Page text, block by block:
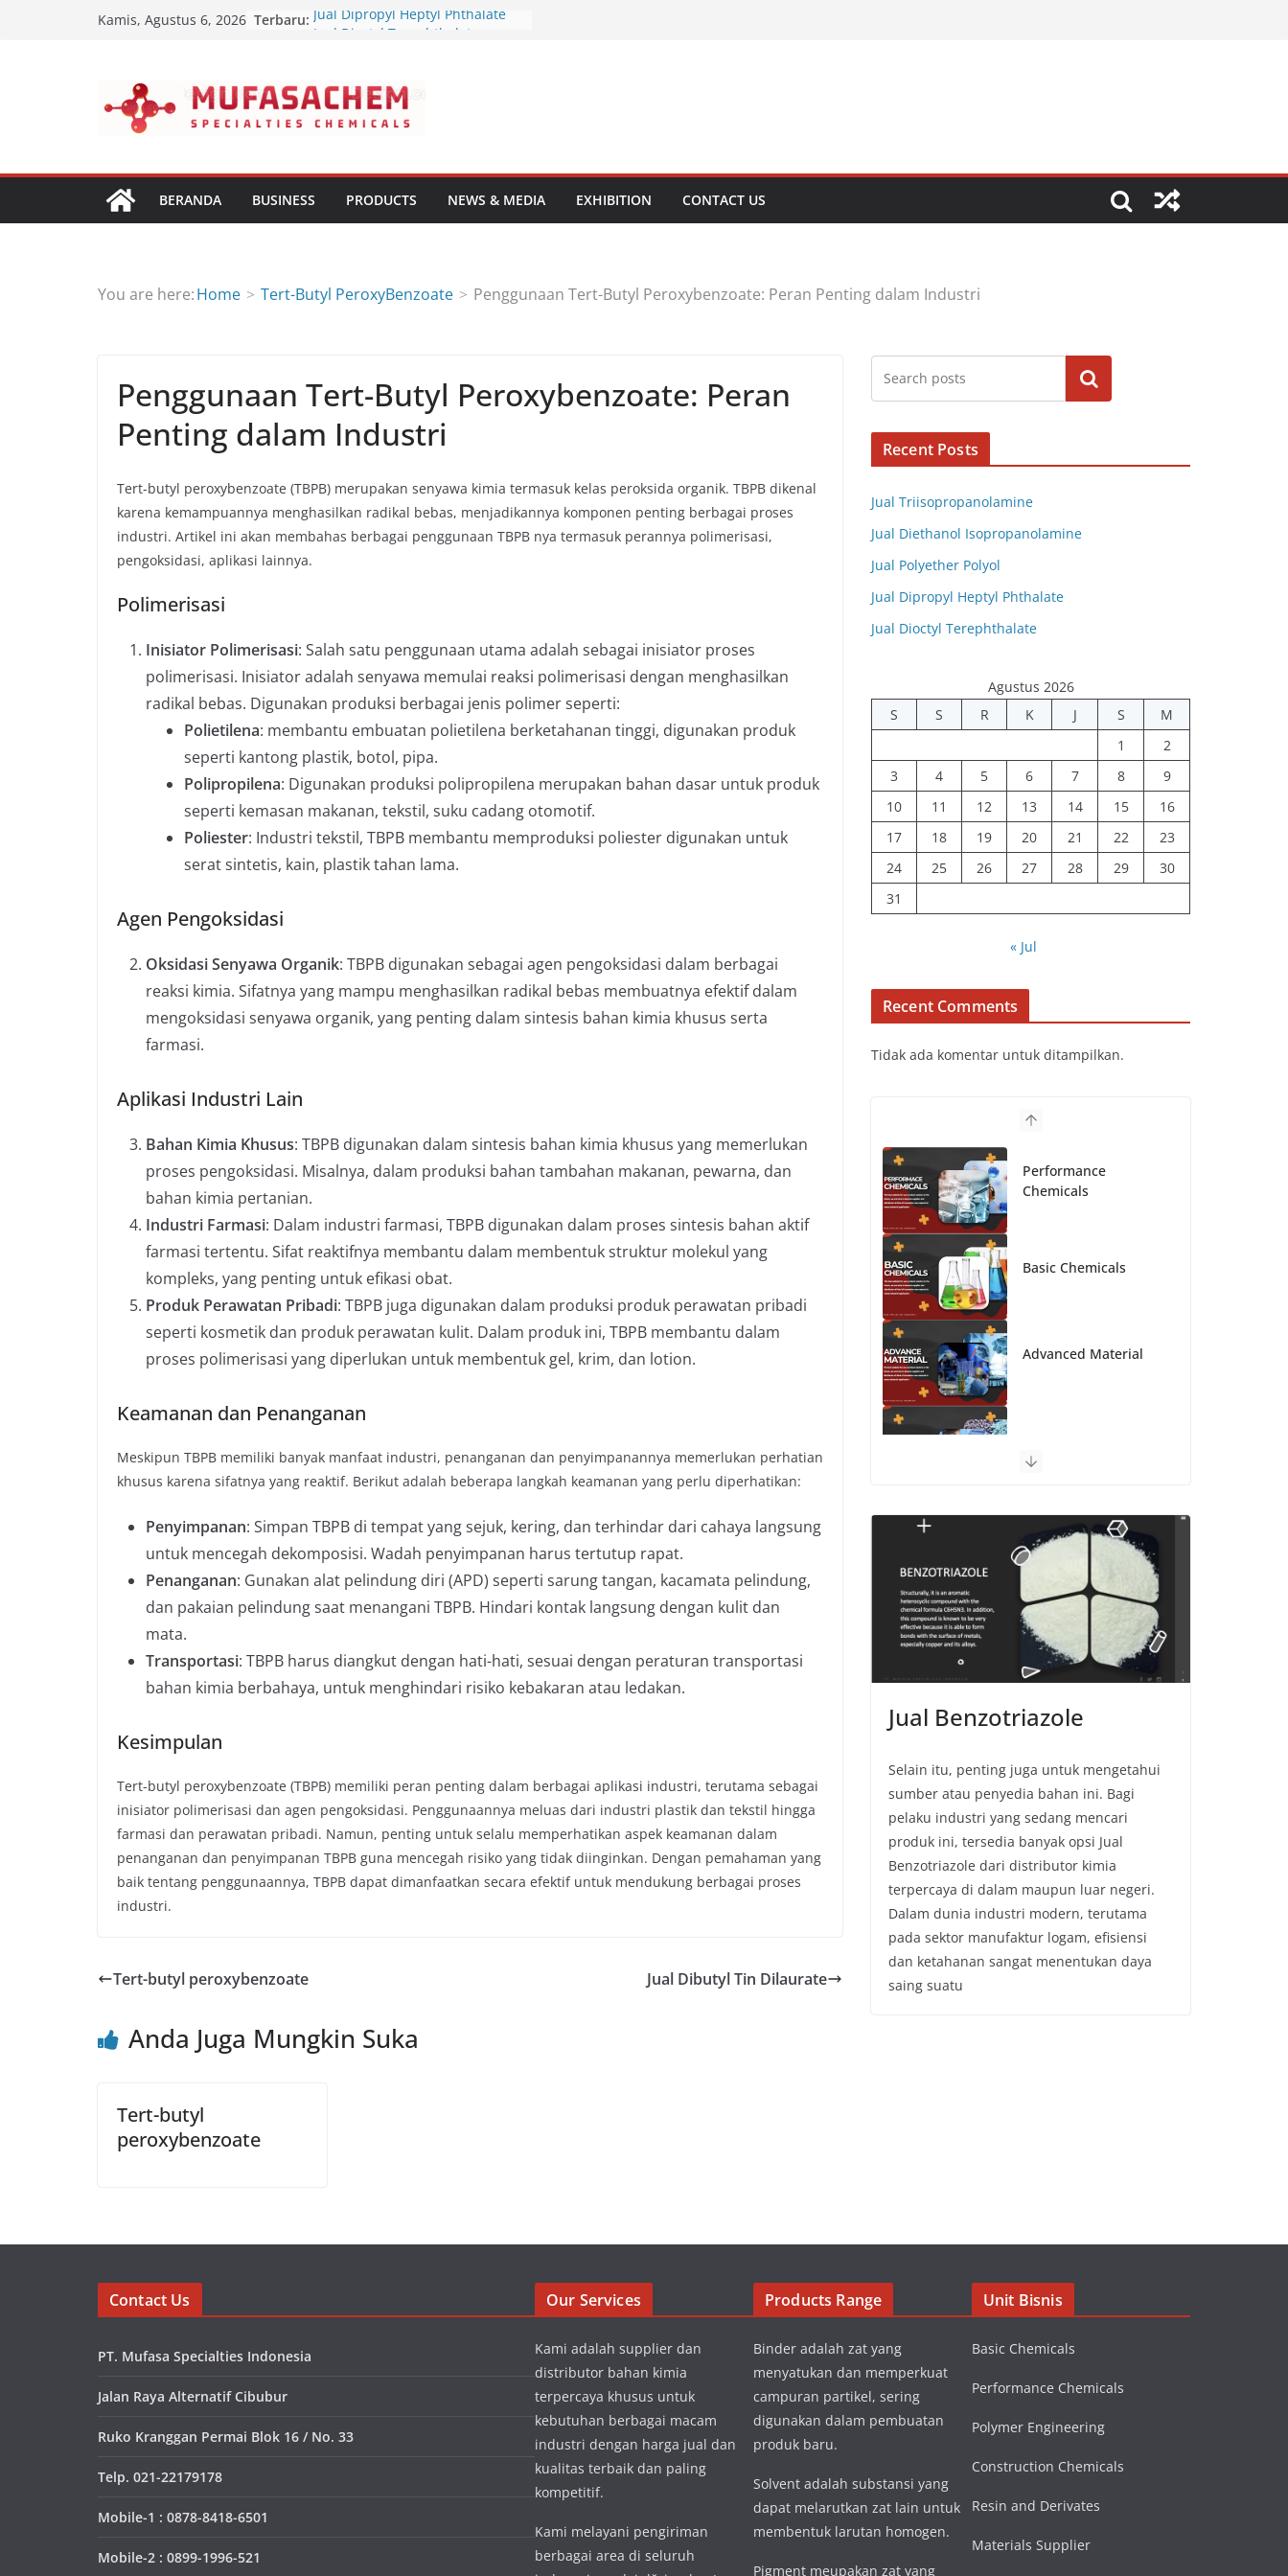
Kamis, Agustus 6, 2026 Terbaru: Jual Dipropyl Heptyl Phthalate
Jual Polyether Polyol
BERANDA BUSINESS PRODUCTS NEWS & MEDIA EXHIBITION CONTACT US
You are here:Home Tert-Butyl PeroxyBenzoate Penggunaan Tert-Butyl Peroxybenzoate: Peran Penting dalam Industri
Penggunaan Tert-Butyl Peroxybenzoate: Peran
Penting dalam Industri
Tert-butyl peroxybenzoate (TBPB) merupakan senyawa kimia termasuk kelas peroksida organik. TBPB dikenal
karena kemampuannya menghasilkan radikal bebas, menjadikannya komponen penting berbagai proses
industri. Artikel ini akan membahas berbagai penggunaan TBPB nya termasuk perannya polimerisasi,
pengoksidasi, aplikasi lainnya.
Polimerisasi
Inisiator Polimerisasi: Salah satu penggunaan utama adalah sebagai inisiator proses
polimerisasi. Inisiator adalah senyawa memulai reaksi polimerisasi dengan menghasilkan
radikal bebas. Digunakan produksi berbagai jenis polimer seperti:
Polietilena: membantu embuatan polietilena berketahanan tinggi, digunakan produk
seperti kantong plastik, botol, pipa.
Polipropilena: Digunakan produksi polipropilena merupakan bahan dasar untuk produk
seperti kemasan makanan, tekstil, suku cadang otomotif.
Poliester: Industri tekstil, TBPB membantu memproduksi poliester digunakan untuk
serat sintetis, kain, plastik tahan lama.
Agen Pengoksidasi
Oksidasi Senyawa Organik: TBPB digunakan sebagai agen pengoksidasi dalam berbagai
reaksi kimia. Sifatnya yang mampu menghasilkan radikal bebas membuatnya efektif dalam
mengoksidasi senyawa organik, yang penting dalam sintesis bahan kimia khusus serta
farmasi.
Aplikasi Industri Lain
Bahan Kimia Khusus: TBPB digunakan dalam sintesis bahan kimia khusus yang memerlukan
proses pengoksidasi. Misalnya, dalam produksi bahan tambahan makanan, pewarna, dan
bahan kimia pertanian.
Industri Farmasi: Dalam industri farmasi, TBPB digunakan dalam proses sintesis bahan aktif
farmasi tertentu. Sifat reaktifnya membantu dalam membentuk struktur molekul yang
kompleks, yang penting untuk efikasi obat.
Produk Perawatan Pribadi: TBPB juga digunakan dalam produksi produk perawatan pribadi
seperti kosmetik dan produk perawatan kulit. Dalam produk ini, TBPB membantu dalam
proses polimerisasi yang diperlukan untuk membentuk gel, krim, dan lotion.
Keamanan dan Penanganan
Meskipun TBPB memiliki banyak manfaat industri, penanganan dan penyimpanannya memerlukan perhatian
khusus karena sifatnya yang reaktif. Berikut adalah beberapa langkah keamanan yang perlu diperhatikan:
Penyimpanan: Simpan TBPB di tempat yang sejuk, kering, dan terhindar dari cahaya langsung
untuk mencegah dekomposisi. Wadah penyimpanan harus tertutup rapat.
Penanganan: Gunakan alat pelindung diri (APD) seperti sarung tangan, kacamata pelindung,
dan pakaian pelindung saat menangani TBPB. Hindari kontak langsung dengan kulit dan
mata.
Transportasi: TBPB harus diangkut dengan hati-hati, sesuai dengan peraturan transportasi
bahan kimia berbahaya, untuk menghindari risiko kebakaran atau ledakan.
Kesimpulan
Tert-butyl peroxybenzoate (TBPB) memiliki peran penting dalam berbagai aplikasi industri, terutama sebagai
inisiator polimerisasi dan agen pengoksidasi. Penggunaannya meluas dari industri plastik dan tekstil hingga
farmasi dan perawatan pribadi. Namun, penting untuk selalu memperhatikan aspek keamanan dalam
penanganan dan penyimpanan TBPB guna mencegah risiko yang tidak diinginkan. Dengan pemahaman yang
baik tentang penggunaannya, TBPB dapat dimanfaatkan secara efektif untuk mendukung berbagai proses
industri.
Tert-butyl peroxybenzoate Jual Dibutyl Tin Dilaurate
Anda Juga Mungkin Suka
Tert-butyl
peroxybenzoate
Cari
Recent Posts
Jual Triisopropanolamine
Jual Diethanol Isopropanolamine
Jual Polyether Polyol
Jual Dipropyl Heptyl Phthalate
Jual Dioctyl Terephthalate
Agustus 2026
S
S R K J S
M
1
2
3
4 5 6 7 8
9
10
11 12 13 14 15
16
17
18 19 20 21 22
23
24
25 26 27 28 29
30
31
« Jul
Recent Comments
Tidak ada komentar untuk ditampilkan.
Performance
Chemicals
Basic Chemicals
Advanced Material
Jual Benzotriazole
Selain itu, penting juga untuk mengetahui
sumber atau penyedia bahan ini. Bagi
pelaku industri yang sedang mencari
produk ini, tersedia banyak opsi Jual
Benzotriazole dari distributor kimia
terpercaya di dalam maupun luar negeri.
Dalam dunia industri modern, terutama
pada sektor manufaktur logam, efisiensi
dan ketahanan sangat menentukan daya
saing suatu
Contact Us
PT. Mufasa Specialties Indonesia
Jalan Raya Alternatif Cibubur
Ruko Kranggan Permai Blok 16 / No. 33
Telp. 021-22179178
Mobile-1 : 0878-8418-6501
Mobile-2 : 0899-1996-521
Our Services
Kami adalah supplier dan
distributor bahan kimia
terpercaya khusus untuk
kebutuhan berbagai macam
industri dengan harga jual dan
kualitas terbaik dan paling
kompetitif.
Kami melayani pengiriman
berbagai area di seluruh
Products Range
Binder adalah zat yang
menyatukan dan memperkuat
campuran partikel, sering
digunakan dalam pembuatan
produk baru.
Solvent adalah substansi yang
dapat melarutkan zat lain untuk
membentuk larutan homogen.
Pigment meupakan zat yang
Unit Bisnis
Basic Chemicals
Performance Chemicals
Polymer Engineering
Construction Chemicals
Resin and Derivates
Materials Supplier